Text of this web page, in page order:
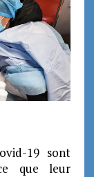
19 sont
que leur